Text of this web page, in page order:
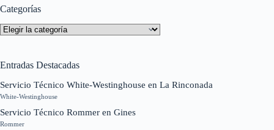
Categorías
Categorías
Entradas Destacadas
Servicio Técnico White-Westinghouse en La Rinconada
White-Westinghouse
Servicio Técnico Rommer en Gines
Rommer